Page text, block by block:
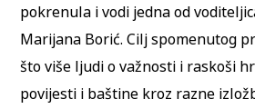
pokrenula i vodi jedna od
Marijana Borić. Cilj spomenutog
što više ljudi o važnosti i raskoši
povijesti i baštine kroz razne